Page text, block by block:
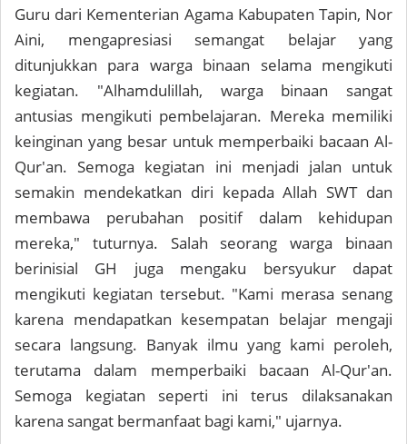
Guru dari Kementerian Agama Kabupaten Tapin, Nor
Aini, mengapresiasi semangat belajar yang
ditunjukkan para warga binaan selama mengikuti
kegiatan. "Alhamdulillah, warga binaan sangat
antusias mengikuti pembelajaran. Mereka memiliki
keinginan yang besar untuk memperbaiki bacaan Al-
Qur'an. Semoga kegiatan ini menjadi jalan untuk
semakin mendekatkan diri kepada Allah SWT dan
membawa perubahan positif dalam kehidupan
mereka," tuturnya. Salah seorang warga binaan
berinisial GH juga mengaku bersyukur dapat
mengikuti kegiatan tersebut. "Kami merasa senang
karena mendapatkan kesempatan belajar mengaji
secara langsung. Banyak ilmu yang kami peroleh,
terutama dalam memperbaiki bacaan Al-Qur'an.
Semoga kegiatan seperti ini terus dilaksanakan
karena sangat bermanfaat bagi kami," ujarnya.